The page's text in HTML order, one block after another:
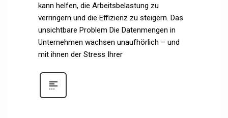
kann helfen, die Arbeitsbelastung zu
verringern und die Effizienz zu steigern. Das
unsichtbare Problem Die Datenmengen in
Unternehmen wachsen unaufhörlich – und
mit ihnen der Stress Ihrer